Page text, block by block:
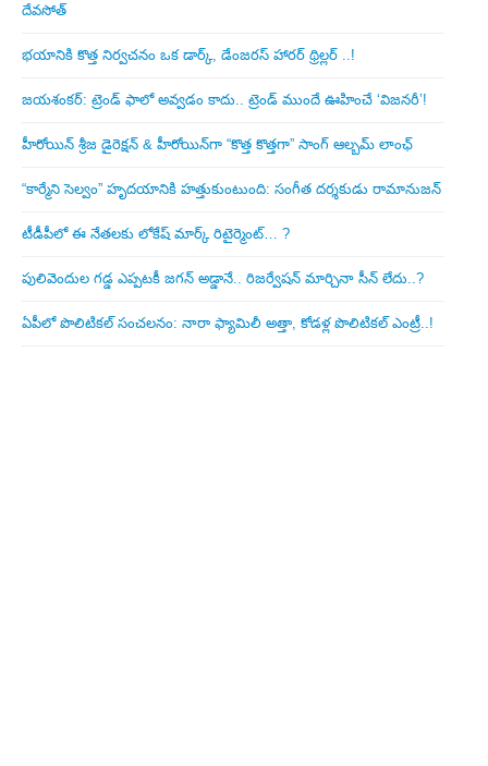
దేవసోత్
భయానికి కొత్త నిర్వచనం ఒక డార్క్, డేంజరస్ హారర్ థ్రిల్లర్ ..!
జయశంకర్: ట్రెండ్‌ ఫాలో అవ్వడం కాదు.. ట్రెండ్‌ ముందే ఊహించే ‘విజనరీ’!
హీరోయిన్ శ్రీజ డైరెక్ష‌న్ & హీరోయిన్‌గా “కొత్త కొత్తగా” సాంగ్ ఆల్బమ్ లాంఛ్
“కార్మేని సెల్వం” హృదయానికి హత్తుకుంటుంది: సంగీత దర్శకుడు రామానుజన్
టీడీపీలో ఈ నేత‌ల‌కు లోకేష్ మార్క్ రిటైర్మెంట్‌… ?
పులివెందుల గ‌డ్డ ఎప్ప‌ట‌కీ జ‌గ‌న్ అడ్డానే.. రిజ‌ర్వేష‌న్ మార్చినా సీన్ లేదు..?
ఏపీలో పొలిటిక‌ల్ సంచ‌ల‌నం: నారా ఫ్యామిలీ అత్తా, కోడ‌ళ్ల పొలిటికల్ ఎంట్రీ..!